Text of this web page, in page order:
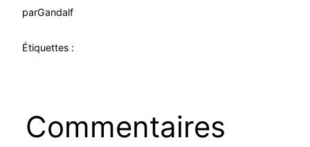
parGandalf
Étiquettes :
Commentaires